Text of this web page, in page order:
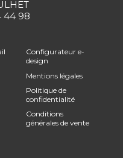
44 98
Configurateur e-
design
Mentions légales
Politique de
confidentialité
Conditions
générales de vente